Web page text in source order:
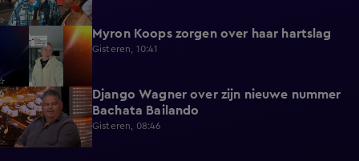
Myron Koops zorgen over haar hartslag
Gisteren, 10:41
2:28
Django Wagner over zijn nieuwe nummer
Bachata Bailando
Gisteren, 08:46